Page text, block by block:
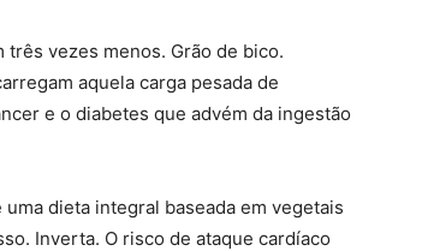
vezes menos. Grão de bico.
aquela carga pesada de
e o diabetes que advém da ingestão
dieta integral baseada em vegetais
Inverta. O risco de ataque cardíaco